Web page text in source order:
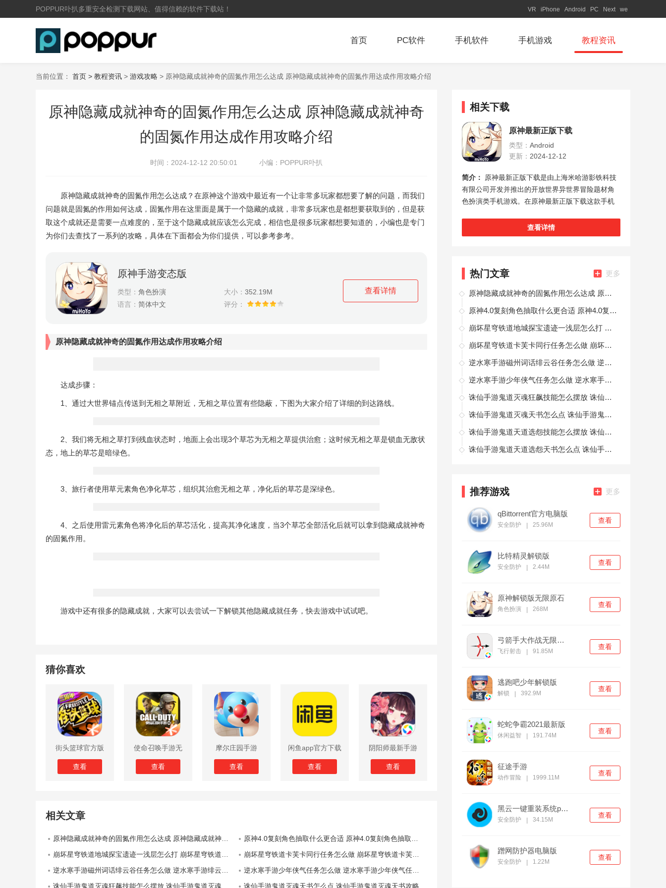
POPPUR卟扒多重安全检测下载网站、值得信赖的软件下载站！ VR iPhone Android PC Next we
首页 PC软件 手机软件 手机游戏 教程资讯
当前位置： 首页 > 教程资讯 > 游戏攻略 > 原神隐藏成就神奇的固氮作用怎么达成 原神隐藏成就神奇的固氮作用达成作用攻略介绍
原神隐藏成就神奇的固氮作用怎么达成 原神隐藏成就神奇
的固氮作用达成作用攻略介绍
时间： 2024-12-12 20:50:01 小编： POPPUR卟扒
原神隐藏成就神奇的固氮作用怎么达成？在原神这个游戏中最近有一个让非常多玩家都想要了解的问题，而我们
问题就是固氮的作用如何达成，固氮作用在这里面是属于一个隐藏的成就，非常多玩家也是都想要获取到的，但是获
取这个成就还是需要一点难度的，至于这个隐藏成就应该怎么完成，相信也是很多玩家都想要知道的，小编也是专门
为你们去查找了一系列的攻略，具体在下面都会为你们提供，可以参考参考。
原神手游变态版
类型： 角色扮演 大小： 352.19M
语言： 简体中文 评分：
查看详情
原神隐藏成就神奇的固氮作用达成作用攻略介绍
达成步骤：
1、通过大世界锚点传送到无相之草附近，无相之草位置有些隐蔽，下图为大家介绍了详细的到达路线。
2、我们将无相之草打到残血状态时，地面上会出现3个草芯为无相之草提供治愈；这时候无相之草是锁血无敌状
态，地上的草芯是暗绿色。
3、旅行者使用草元素角色净化草芯，组织其治愈无相之草，净化后的草芯是深绿色。
4、之后使用雷元素角色将净化后的草芯活化，提高其净化速度，当3个草芯全部活化后就可以拿到隐藏成就神奇
的固氮作用。
游戏中还有很多的隐藏成就，大家可以去尝试一下解锁其他隐藏成就任务，快去游戏中试试吧。
猜你喜欢
街头篮球官方版
查看
使命召唤手游无
限子弹版
查看
摩尔庄园手游
查看
闲鱼app官方下载
查看
阴阳师最新手游
版
查看
相关文章
原神隐藏成就神奇的固氮作用怎么达成 原神隐藏成就神奇的固氮作用达成作用攻略介绍
原神4.0复刻角色抽取什么更合适 原神4.0复刻角色抽取详细攻略
崩坏星穹铁道地城探宝遗迹一浅层怎么打 崩坏星穹铁道地城探宝第一遗迹浅层打法攻略
崩坏星穹铁道卡芙卡同行任务怎么做 崩坏星穹铁道卡芙卡同行任务完成攻略
逆水寒手游磁州词话绯云谷任务怎么做 逆水寒手游绯云谷磁州词话绯云谷任务攻略
逆水寒手游少年侠气任务怎么做 逆水寒手游少年侠气任务玩法攻略
诛仙手游鬼道灭魂狂飙技能怎么摆放 诛仙手游鬼道灭魂狂飙技能摆放图分享
诛仙手游鬼道灭魂天书怎么点 诛仙手游鬼道灭魂天书攻略
相关下载
原神最新正版下载
类型： Android
更新： 2024-12-12
简介：
原神最新正版下载是由上海米哈游影铁科技
有限公司开发并推出的开放世界异世界冒险题材角
色扮演类手机游戏。在原神最新正版下载这款手机
查看详情
热门文章 更多
原神隐藏成就神奇的固氮作用怎么达成 原神隐藏成就神奇的固氮作用达成作用攻略介绍
原神4.0复刻角色抽取什么更合适 原神4.0复刻角色抽取详细攻略
崩坏星穹铁道地城探宝遗迹一浅层怎么打 崩坏星穹铁道地城探宝第一遗迹浅层打法攻略
崩坏星穹铁道卡芙卡同行任务怎么做 崩坏星穹铁道卡芙卡同行任务完成攻略
逆水寒手游磁州词话绯云谷任务怎么做 逆水寒手游绯云谷磁州词话绯云谷任务攻略
逆水寒手游少年侠气任务怎么做 逆水寒手游少年侠气任务玩法攻略
诛仙手游鬼道灭魂狂飙技能怎么摆放 诛仙手游鬼道灭魂狂飙技能摆放图分享
诛仙手游鬼道灭魂天书怎么点 诛仙手游鬼道灭魂天书攻略
诛仙手游鬼道天道选怨技能怎么摆放 诛仙手游鬼道天道选怨技能摆放图分享
诛仙手游鬼道天道选怨天书怎么点 诛仙手游鬼道天道选怨天书攻略
推荐游戏 更多
qBittorrent官方电脑版
安全防护 25.96M
查看
比特精灵解锁版
安全防护 2.44M
查看
原神解锁版无限原石
角色扮演 268M
查看
弓箭手大作战无限金币版
飞行射击 91.85M
查看
逃跑吧少年解锁版
解锁 392.9M
查看
蛇蛇争霸2021最新版
休闲益智 191.74M
查看
征途手游
动作冒险 1999.11M
查看
黑云一键重装系统pc官方版
安全防护 34.15M
查看
蹭网防护器电脑版
安全防护 1.22M
查看